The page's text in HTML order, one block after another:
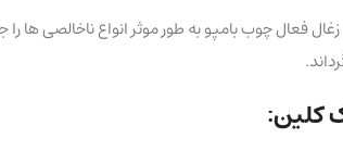
فعال چوب بامپو به طور موثر انواع
کلین: